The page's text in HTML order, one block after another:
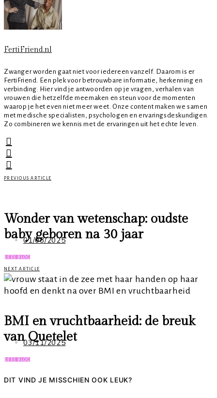
FertiFriend.nl
Zwanger worden gaat niet voor iedereen vanzelf. Daarom is er
FertiFriend. Een plek voor betrouwbare informatie, herkenning en
verbinding. Hier vind je antwoorden op je vragen, verhalen van
vrouwen die hetzelfde meemaken en steun voor de momenten
waarop je het even niet meer weet. Onze content maken we samen
met medische specialisten, psychologen en ervaringsdeskundigen.
Zo combineren we kennis met de ervaringen uit het echte leven.
PREVIOUS ARTICLE
Wonder van wetenschap: oudste
baby geboren na 30 jaar
01/08/2025
LEES BLOG
NEXT ARTICLE
BMI en vruchtbaarheid: de breuk
van Quetelet
03/11/2025
LEES BLOG
DIT VIND JE MISSCHIEN OOK LEUK?